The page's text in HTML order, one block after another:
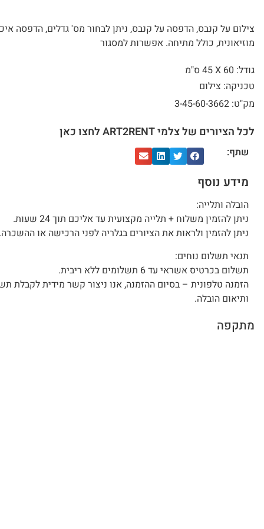
צילום על קנבס, הדפסה על קנבס, ניתן לבחור מס' גדלים, הדפסה
מוזיאונית, כולל מתיחה. אפשרות למסגור
גודל: 60 X
45 ס"מ
טכניקה: צילום
מק"ט: 3-45-60-3662
לכל הציורים של צלמי ART2RENT לחצו כאן
שתף:
מידע נוסף
הובלה ותלייה:
ניתן להזמין משלוח + תלייה מקצועית עד אליכם תוך 24 שעות.
ניתן להזמין ולראות את הציורים בגלריה לפני הרכישה או
תנאי תשלום נוחים:
תשלום בכרטיס אשראי עד 6 תשלומים ללא ריבית.
הזמנה טלפונית – בסיום ההזמנה, אנו ניצור קשר מידית לקבלת
ותיאום הובלה.
מתקפה